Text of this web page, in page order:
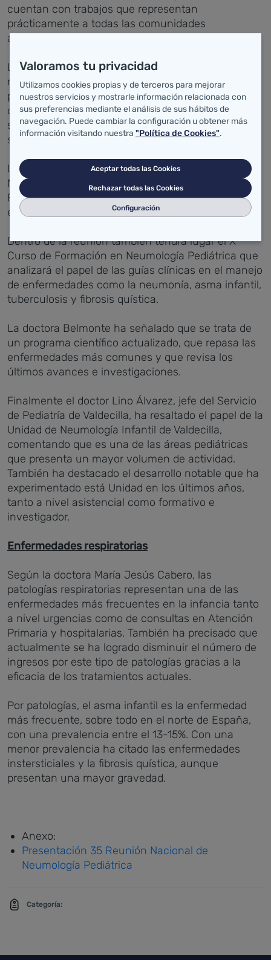
cuentan con trabajos que representan
prácticamente a todas las comunidades
autónomas ha destacado la doctora Belmonte.
La influencia de las inmunizaciones en patología
respiratoria de 0 a 17 años, casos clínicos de
patología neumocócica, y la epidemiología y datos
clínicos de la infección por virus respiratorio
sincitial, también serán objeto de debate en dos
simposium.
La conferencia inaugural, a cargo del doctor
Manuel Sánchez-Solís, presidente de la Sociedad
Española de Neumología Pediátrica, se centrará en
el presente y futuro de esta especialidad.
Dentro de la reunión también tendrá lugar el X
Curso de Formación en Neumología Pediátrica que
analizará el papel de las guías clínicas en el manejo
de enfermedades como la neumonía, asma infantil,
tuberculosis y fibrosis quística.
La doctora Belmonte ha señalado que se trata de
un programa científico actualizado, que repasa las
enfermedades más comunes y que revisa los
últimos avances e investigaciones.
Finalmente el doctor Lino Álvarez, jefe del Servicio
de Pediatría de Valdecilla, ha resaltado el papel de la
Unidad de Neumología Infantil de Valdecilla,
comentando que es una de las áreas pediátricas
que presenta un mayor volumen de actividad.
También ha destacado el desarrollo notable que ha
experimentado está Unidad en los últimos años,
tanto a nivel asistencial como formativo e
investigador.
Enfermedades respiratorias
Según la doctora María Jesús Cabero, las
patologías respiratorias representan una de las
enfermedades más frecuentes en la infancia tanto
a nivel urgencias como de consultas en Atención
Primaria y hospitalarias. También ha precisado que
actualmente se ha logrado disminuir el número de
ingresos por este tipo de patologías gracias a la
eficacia de los tratamientos actuales.
Por patologías, el asma infantil es la enfermedad
más frecuente, sobre todo en el norte de España,
con una prevalencia entre el 13-15%. Con una
menor prevalencia ha citado las enfermedades
instersticiales y la fibrosis quística, aunque
presentan una mayor gravedad.
Anexo:
Presentación 35 Reunión Nacional de
Neumología Pediátrica
Categoría:
Valoramos tu privacidad
Utilizamos cookies propias y de terceros para mejorar
nuestros servicios y mostrarle información relacionada con
sus preferencias mediante el análisis de sus hábitos de
navegación. Puede cambiar la configuración u obtener más
información visitando nuestra "Política de Cookies".
Aceptar todas las Cookies
Rechazar todas las Cookies
Configuración